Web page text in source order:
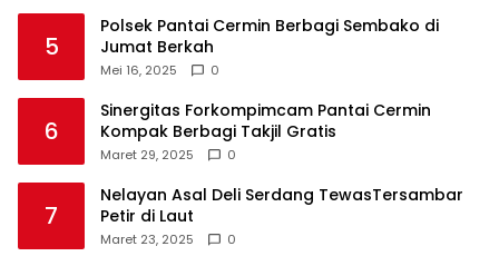
5
Polsek Pantai Cermin Berbagi Sembako di
Jumat Berkah
Mei 16, 2025 0
6
Sinergitas Forkompimcam Pantai Cermin
Kompak Berbagi Takjil Gratis
Maret 29, 2025 0
7
Nelayan Asal Deli Serdang TewasTersambar
Petir di Laut
Maret 23, 2025 0